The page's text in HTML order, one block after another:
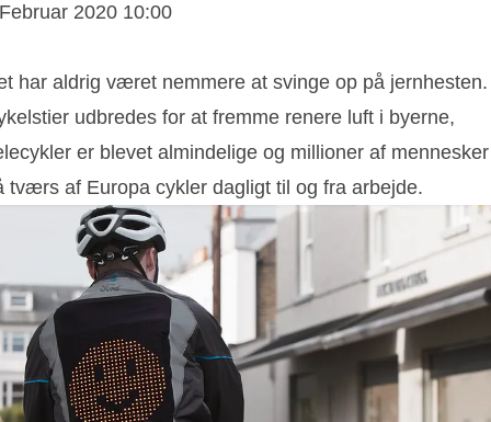
2020 10:00
har aldrig været nemmere at svinge op på jernhesten.
udbredes for at fremme renere luft i byerne,
er blevet almindelige og millioner af mennesker
tværs af Europa cykler dagligt til og fra arbejde.